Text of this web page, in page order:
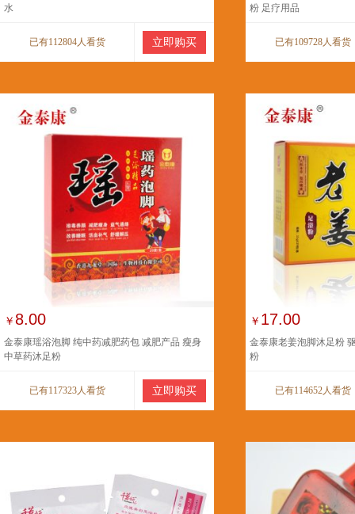
水
已有112804人看货 立即购买
粉 足疗用品
已有109728人看货
￥ 8.00
金泰康瑶浴泡脚 纯中药减肥药包 减肥产品 瘦身
中草药沐足粉
已有117323人看货 立即购买
￥ 17.00
金泰康老姜泡脚沐足粉
粉
已有114652人看货